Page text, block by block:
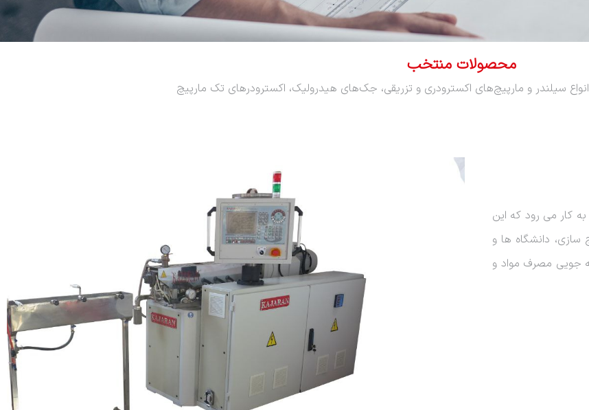
محصولات منتخب
سیلندر و مارپیچ‌های اکسترودری و تزریقی، جک‌های هیدرولیک، اکسترودرهای تک مارپیچ
کار می رود که این
سازی، دانشگاه ها و
جویی مصرف مواد و